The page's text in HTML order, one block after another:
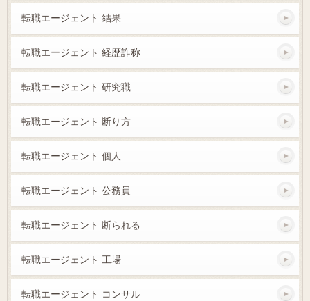
転職エージェント 結果
転職エージェント 経歴詐称
転職エージェント 研究職
転職エージェント 断り方
転職エージェント 個人
転職エージェント 公務員
転職エージェント 断られる
転職エージェント 工場
転職エージェント コンサル